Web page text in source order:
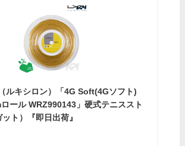
ルキシロン）「4G Soft(4Gソフト)
ール WRZ990143」硬式テニススト
ト）『即日出荷』